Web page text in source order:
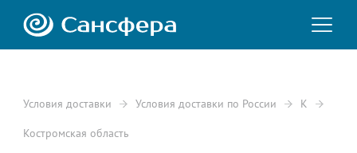
Условия доставки Условия доставки по России К
Костромская область